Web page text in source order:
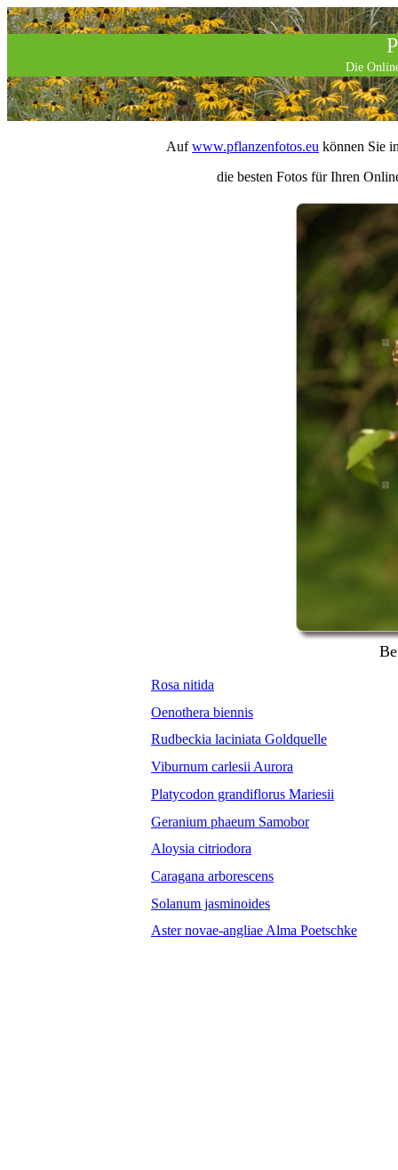
Die
Aufwww.pflanzenfotos.eu können Sie
die besten Fotos für Ihren
Rosa nitida
Oenothera biennis
Rudbeckia laciniata Goldquelle
Viburnum carlesii Aurora
Platycodon grandiflorus Mariesii
Geranium phaeum Samobor
Aloysia citriodora
Caragana arborescens
Solanum jasminoides
Aster novae-angliae Alma Poetschke